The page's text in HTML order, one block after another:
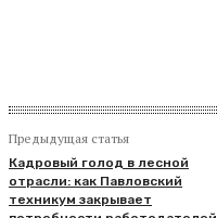
Предыдущая статья
Кадровый голод в лесной
отрасли: как Павловский
техникум закрывает